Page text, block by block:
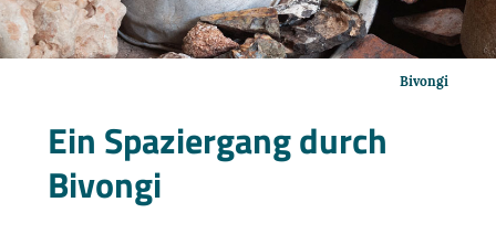
Bivongi
Ein Spaziergang durch
Bivongi